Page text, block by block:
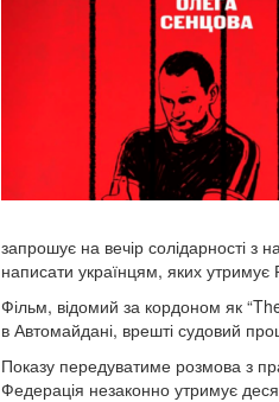
запрошує на вечір солідарності з
написати українцям, яких утримує
Фільм, відомий за кордоном як
в Автомайдані, врешті судовий
Показу передуватиме розмова з
Федерація незаконно утримує